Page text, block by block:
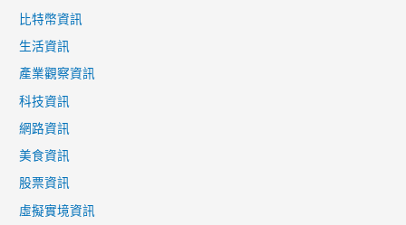
比特幣資訊
生活資訊
產業觀察資訊
科技資訊
網路資訊
美食資訊
股票資訊
虛擬實境資訊